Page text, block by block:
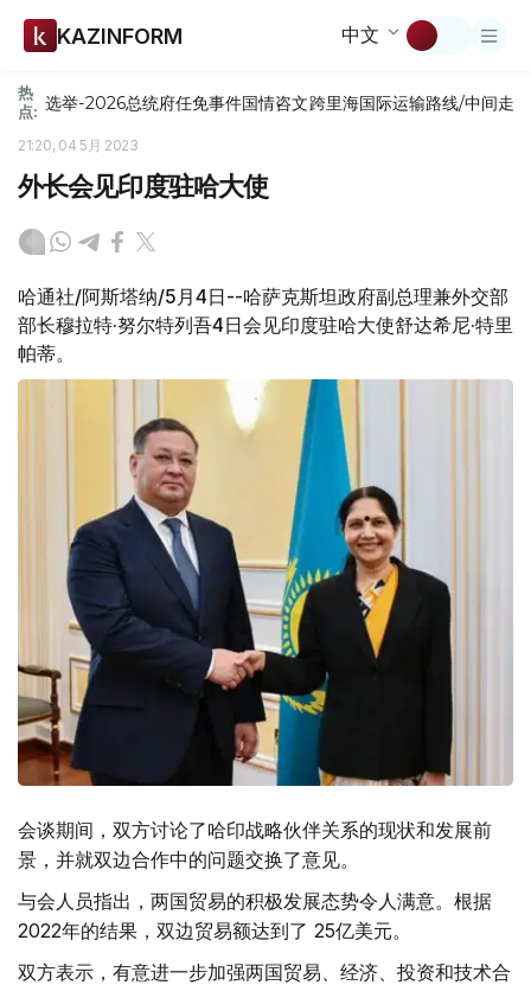
KAZINFORM 中文
热
点: 选举-2026总统府任免事件国情咨文跨里海国际运输路线/中间走廊
21:20, 04 5月 2023
外长会见印度驻哈大使
哈通社/阿斯塔纳/5月4日--哈萨克斯坦政府副总理兼外交部
部长穆拉特·努尔特列吾4日会见印度驻哈大使舒达希尼·特里
帕蒂。
会谈期间，双方讨论了哈印战略伙伴关系的现状和发展前
景，并就双边合作中的问题交换了意见。
与会人员指出，两国贸易的积极发展态势令人满意。根据
2022年的结果，双边贸易额达到了 25亿美元。
双方表示，有意进一步加强两国贸易、经济、投资和技术合